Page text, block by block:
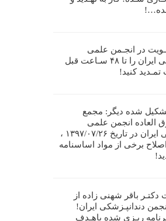
در انجـمن علمی
دندانپـزشکی ایران را تا ۴۸ سـاعت قبل
تمـدید کنید!
شده دیگر: مجمع
العاده انجمن علمی
دندانپزشکی ایران در تاریخ ۱۳۹۷/۰۷/۲۶ ،
برخی از مواد اساسنامه
دکتـر باقر شهنی زاده از
دندانپـزشکی ایران!
ریـزی شده باهـدف